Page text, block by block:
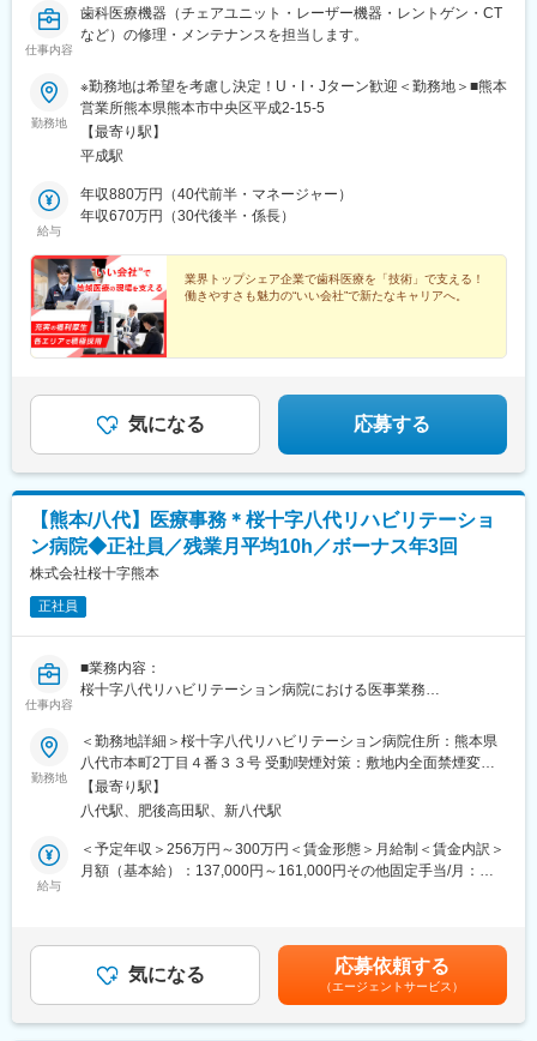
仕事内容
歯科医療機器（チェアユニット・レーザー機器・レントゲン・CT
など）の修理・メンテナンスを担当します。
勤務地
※勤務地は希望を考慮し決定！U・I・Jターン歓迎＜勤務地＞■熊本
営業所熊本県熊本市中央区平成2-15-5
【最寄り駅】
平成駅
給与
年収880万円（40代前半・マネージャー）
年収670万円（30代後半・係長）
業界トップシェア企業で歯科医療を「技術」で支える！
働きやすさも魅力の“いい会社”で新たなキャリアへ。
気になる 応募する
【熊本/八代】医療事務＊桜十字八代リハビリテーショ
ン病院◆正社員／残業月平均10h／ボーナス年3回
株式会社桜十字熊本
正社員
仕事内容
■業務内容：
桜十字八代リハビリテーション病院における医事業務
・再診、新患患者様の受付、案内、電話対応
・医事課システムを使用した入力、請求業務
・その他、付随する業務全般
■当社について：
医療・福祉・予防医療を通じて「患者さま」「地域の方々」「職
員」三者すべてが幸せとなるモデルを築き全国に情報発信を行
い、日本全体の地域医療の向上を目指しています。
出す新しい人の流れを、元気な街づくりに貢献してまいります。
変更の範囲：会社の定める業務
勤務地
＜勤務地詳細＞桜十字八代リハビリテーション病院住所：熊本県
八代市本町2丁目４番３３号 受動喫煙対策：敷地内全面禁煙変更
の範囲：会社の定める事業所
【最寄り駅】
八代駅、肥後高田駅、新八代駅
給与
＜予定年収＞256万円～300万円＜賃金形態＞月給制＜賃金内訳＞
月額（基本給）：137,000円～161,000円その他固定手当/月：
回)■賞与：年3回（前年度実績4.50ヶ月分）賃金はあくまでも目安
の金額であり、選考を通じて上下する可能性があります。月給(月
額)は固定手当を含めた表記です。
気になる 応募依頼する
（エージェントサービス）